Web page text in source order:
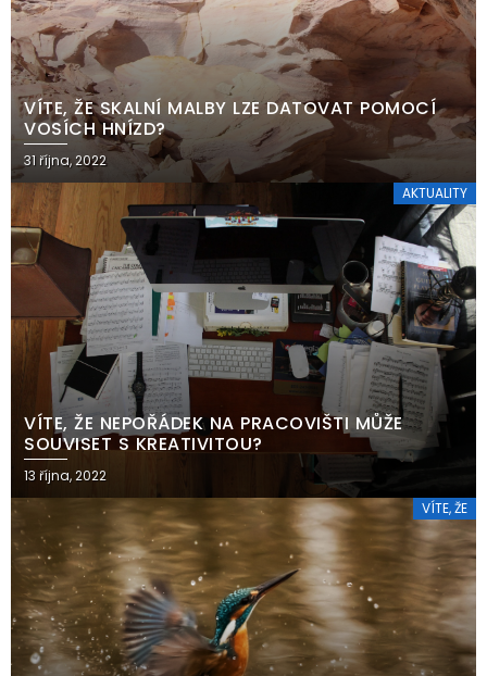
VÍTE, ŽE SKALNÍ MALBY LZE DATOVAT POMOCÍ
VOSÍCH HNÍZD?
31 října, 2022
AKTUALITY
VÍTE, ŽE NEPOŘÁDEK NA PRACOVIŠTI MŮŽE
SOUVISET S KREATIVITOU?
13 října, 2022
VÍTE, ŽE